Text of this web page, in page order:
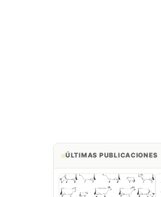
ÚLTIMAS PUBLICACIONES